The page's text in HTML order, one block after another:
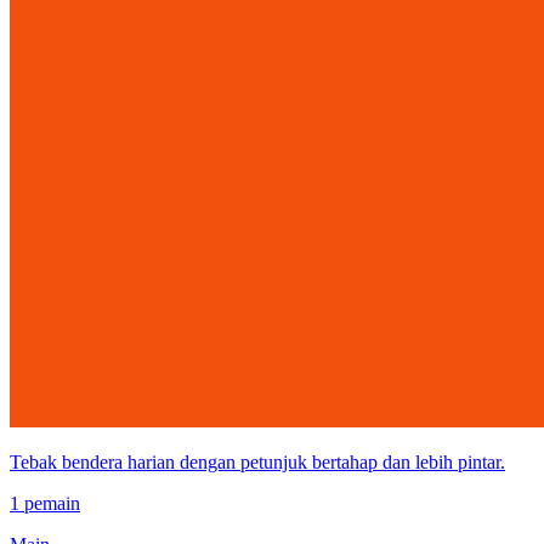
Tebak bendera harian dengan petunjuk bertahap dan lebih pintar.
1 pemain